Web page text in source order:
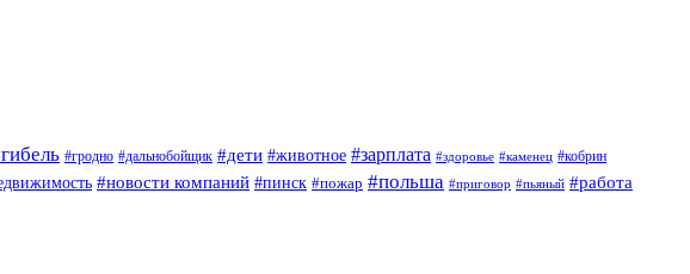
#гродно #дальнобойщик #дети #животное #зарплата #здоровье #каменец #кобрин
#новости компаний #пинск #пожар #польша #приговор #пьяный #работа